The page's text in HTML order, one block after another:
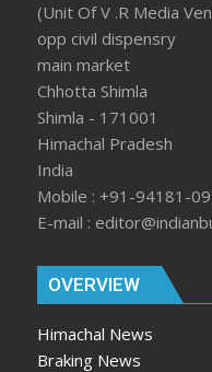
(Unit Of V .R Media
opp civil dispensry
main market
Chhotta Shimla
Shimla - 171001
Himachal Pradesh
India
Mobile : +91-94181-
E-mail :
OVERVIEW
Himachal News
Braking News